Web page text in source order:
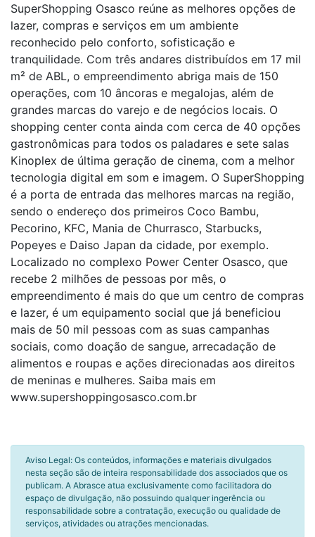
SuperShopping Osasco reúne as melhores opções de
lazer, compras e serviços em um ambiente
reconhecido pelo conforto, sofisticação e
tranquilidade. Com três andares distribuídos em 17 mil
m² de ABL, o empreendimento abriga mais de 150
operações, com 10 âncoras e megalojas, além de
grandes marcas do varejo e de negócios locais. O
shopping center conta ainda com cerca de 40 opções
gastronômicas para todos os paladares e sete salas
Kinoplex de última geração de cinema, com a melhor
tecnologia digital em som e imagem. O SuperShopping
é a porta de entrada das melhores marcas na região,
sendo o endereço dos primeiros Coco Bambu,
Pecorino, KFC, Mania de Churrasco, Starbucks,
Popeyes e Daiso Japan da cidade, por exemplo.
Localizado no complexo Power Center Osasco, que
recebe 2 milhões de pessoas por mês, o
empreendimento é mais do que um centro de compras
e lazer, é um equipamento social que já beneficiou
mais de 50 mil pessoas com as suas campanhas
sociais, como doação de sangue, arrecadação de
alimentos e roupas e ações direcionadas aos direitos
de meninas e mulheres. Saiba mais em
www.supershoppingosasco.com.br
Aviso Legal: Os conteúdos, informações e materiais divulgados
nesta seção são de inteira responsabilidade dos associados que os
publicam. A Abrasce atua exclusivamente como facilitadora do
espaço de divulgação, não possuindo qualquer ingerência ou
responsabilidade sobre a contratação, execução ou qualidade de
serviços, atividades ou atrações mencionadas.